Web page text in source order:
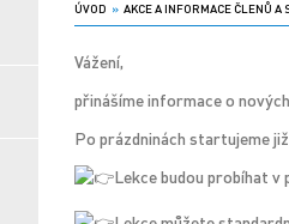
ÚVOD » AKCE A INFORMACE ČLENŮ A
Vážení,
přinášíme informace o
Po prázdninách startujeme
Lekce budou probíhat v